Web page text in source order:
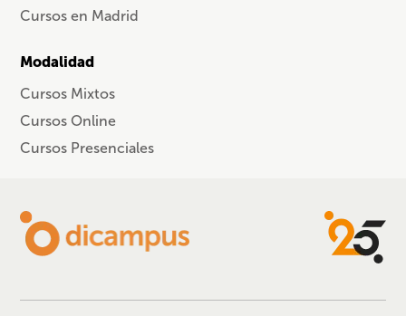
Cursos en Madrid
Modalidad
Cursos Mixtos
Cursos Online
Cursos Presenciales